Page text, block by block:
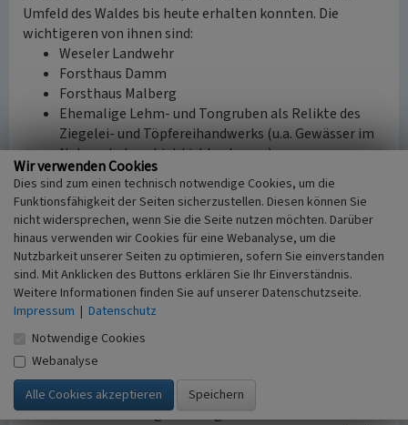
Umfeld des Waldes bis heute erhalten konnten. Die
wichtigeren von ihnen sind:
Weseler Landwehr
Forsthaus Damm
Forsthaus Malberg
Ehemalige Lehm- und Tongruben als Relikte des
Ziegelei- und Töpfereihandwerks (u.a. Gewässer im
Naturschutzgebiet Lichtenhagen)
Ehemalige Kies- und Sandgruben
„Jakobsbrunnen“ – eine alte Viehtränke im Zentrum
des Dämmerwaldes
Umwallungen zum Schutz der Kulturen vor Vieh-
und Wildverbiss
Kiefernbestände (Relikte der Grubenholzwirtschaft)
Ehemalige Schneitelbäume (Relikte der
Futterwirtschaft)
Hutebäume (Naturdenkmale Rotbuchen) als
dynamische Kulturlandschaftsrelikte
Findling „Teufelstein“
Inselhaftes Vorkommen des Rotwildes als Relikt der
historischen Jagdnutzung.
Wir verwenden Cookies
Dies sind zum einen technisch notwendige Cookies, um die
Funktionsfähigkeit der Seiten sicherzustellen. Diesen können Sie
nicht widersprechen, wenn Sie die Seite nutzen möchten. Darüber
hinaus verwenden wir Cookies für eine Webanalyse, um die
Nutzbarkeit unserer Seiten zu optimieren, sofern Sie einverstanden
sind. Mit Anklicken des Buttons erklären Sie Ihr Einverständnis.
Weitere Informationen finden Sie auf unserer Datenschutzseite.
Impressum | Datenschutz
Notwendige Cookies
Webanalyse